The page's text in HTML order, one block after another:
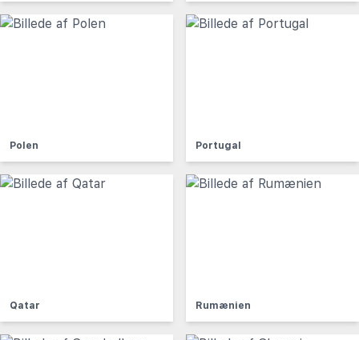
Polen Portugal
Qatar Rumænien